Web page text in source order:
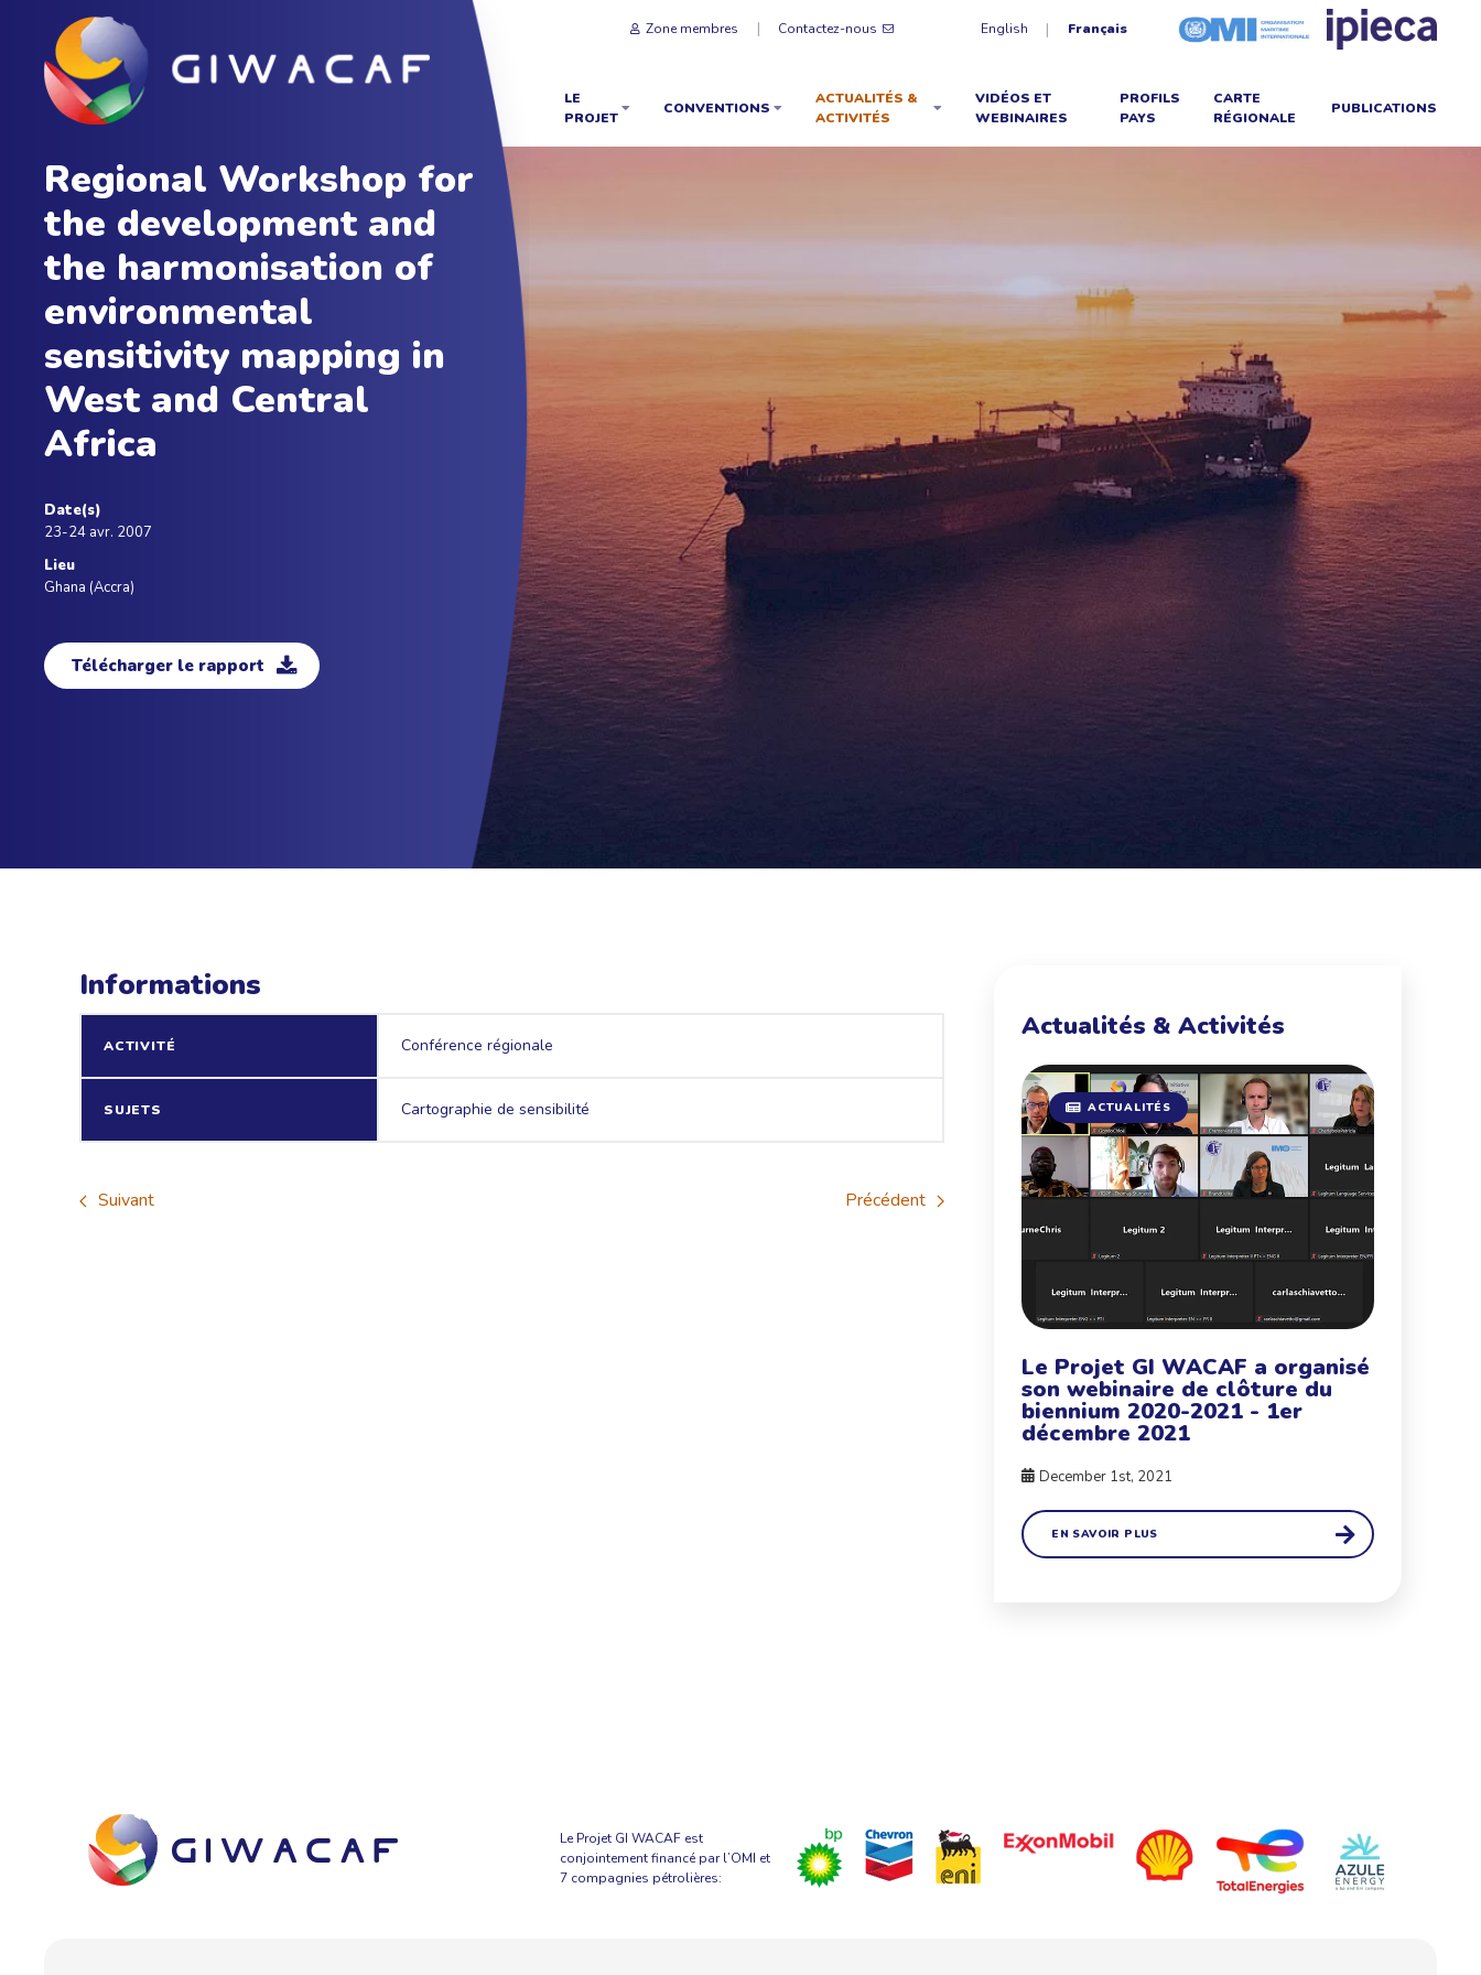
Zone membres Contactez-nous English Français
LE
PROJET
CONVENTIONS
ACTUALITÉS &
ACTIVITÉS
VIDÉOS ET
WEBINAIRES
PROFILS
PAYS
CARTE
RÉGIONALE
PUBLICATIONS
Regional Workshop for
the development and
the harmonisation of
environmental
sensitivity mapping in
West and Central
Africa
Date(s)
23-24 avr. 2007
Lieu
Ghana (Accra)
Télécharger le rapport
Informations
ACTIVITÉ Conférence régionale
SUJETS Cartographie de sensibilité
Suivant Précédent
Actualités & Activités
ACTUALITÉS
Le Projet GI WACAF a organisé
son webinaire de clôture du
biennium 2020-2021 - 1er
décembre 2021
December 1st, 2021
EN SAVOIR PLUS
Le Projet GI WACAF est
conjointement financé par l’OMI et
7 compagnies pétrolières: